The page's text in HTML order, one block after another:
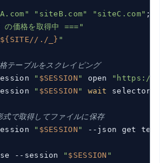
"siteB.com" "siteC.com" ;
の価格を取得中 ==="
${SITE//./_} "
テーブルをスクレイピング
" $SESSION " open "https://
" $SESSION " wait selector
で取得してファイルに保存
" $SESSION " --json get
--session
" $SESSION "